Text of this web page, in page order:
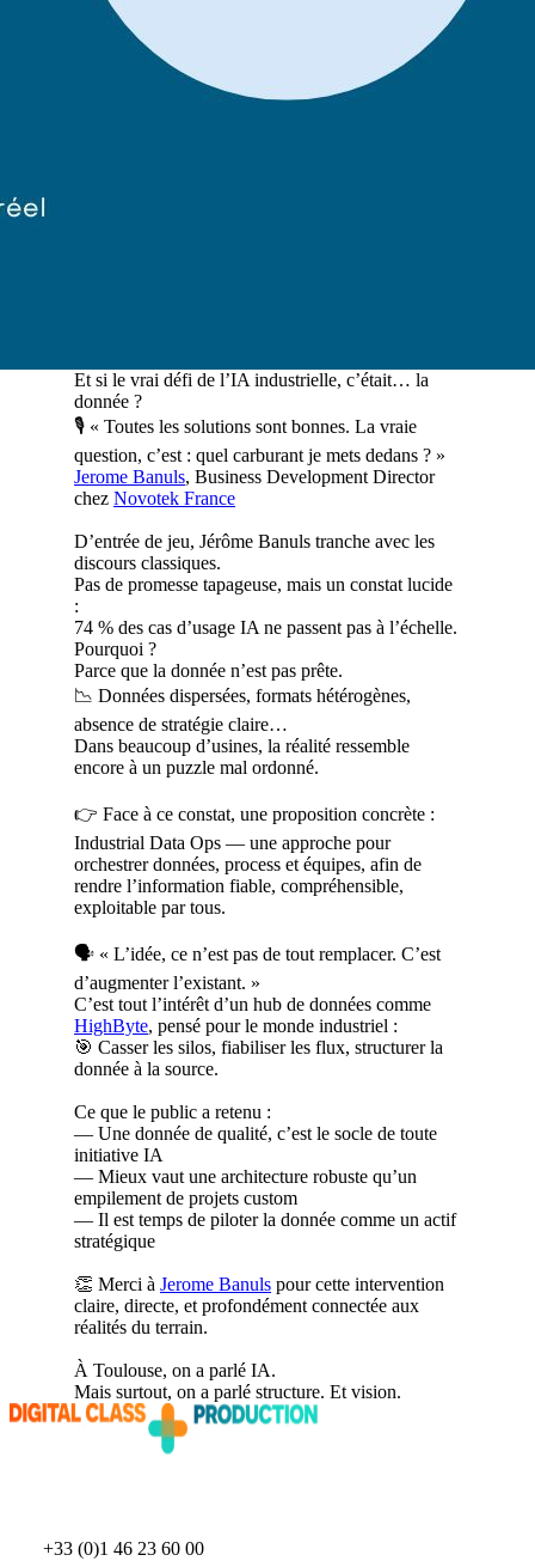
Et si le vrai défi de l’IA industrielle, c’était… la
donnée ?
🎙 « Toutes les solutions sont bonnes. La vraie
question, c’est : quel carburant je mets dedans ? »
Jerome Banuls, Business Development Director
chez Novotek France
D’entrée de jeu, Jérôme Banuls tranche avec les
discours classiques.
Pas de promesse tapageuse, mais un constat lucide
:
74 % des cas d’usage IA ne passent pas à l’échelle.
Pourquoi ?
Parce que la donnée n’est pas prête.
📉 Données dispersées, formats hétérogènes,
absence de stratégie claire…
Dans beaucoup d’usines, la réalité ressemble
encore à un puzzle mal ordonné.
👉 Face à ce constat, une proposition concrète :
Industrial Data Ops — une approche pour
orchestrer données, process et équipes, afin de
rendre l’information fiable, compréhensible,
exploitable par tous.
🗣 « L’idée, ce n’est pas de tout remplacer. C’est
d’augmenter l’existant. »
C’est tout l’intérêt d’un hub de données comme
HighByte, pensé pour le monde industriel :
🎯 Casser les silos, fiabiliser les flux, structurer la
donnée à la source.
Ce que le public a retenu :
— Une donnée de qualité, c’est le socle de toute
initiative IA
— Mieux vaut une architecture robuste qu’un
empilement de projets custom
— Il est temps de piloter la donnée comme un actif
stratégique
👏 Merci à Jerome Banuls pour cette intervention
claire, directe, et profondément connectée aux
réalités du terrain.
À Toulouse, on a parlé IA.
Mais surtout, on a parlé structure. Et vision.
+33 (0)1 46 23 60 00